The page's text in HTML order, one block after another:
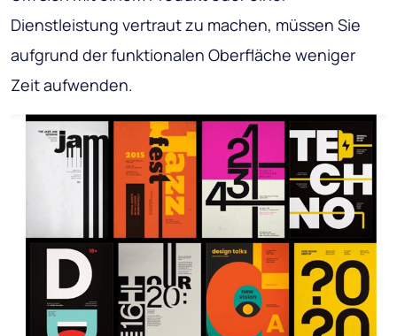
Dienstleistung vertraut zu machen, müssen Sie
aufgrund der funktionalen Oberfläche weniger
Zeit aufwenden.